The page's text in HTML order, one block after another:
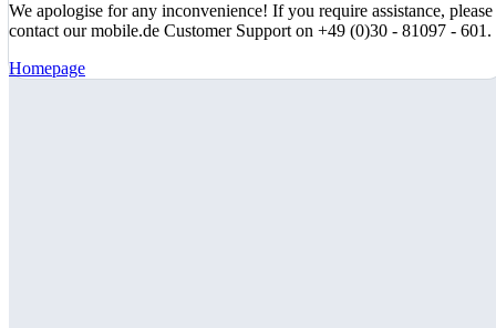
We apologise for any inconvenience! If you require assistance, please
contact our mobile.de Customer Support on +49 (0)30 - 81097 - 601.
Homepage